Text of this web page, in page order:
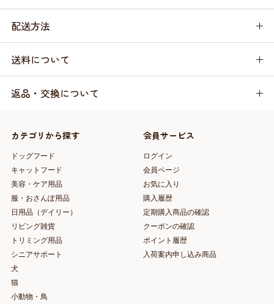
配送方法
送料について
返品・交換について
カテゴリから探す
ドッグフード
キャットフード
美容・ケア用品
服・おさんぽ用品
日用品（デイリー）
リビング雑貨
トリミング用品
シニアサポート
犬
猫
小動物・鳥
会員サービス
ログイン
会員ページ
お気に入り
購入履歴
定期購入商品の確認
クーポンの確認
ポイント履歴
入荷案内申し込み商品